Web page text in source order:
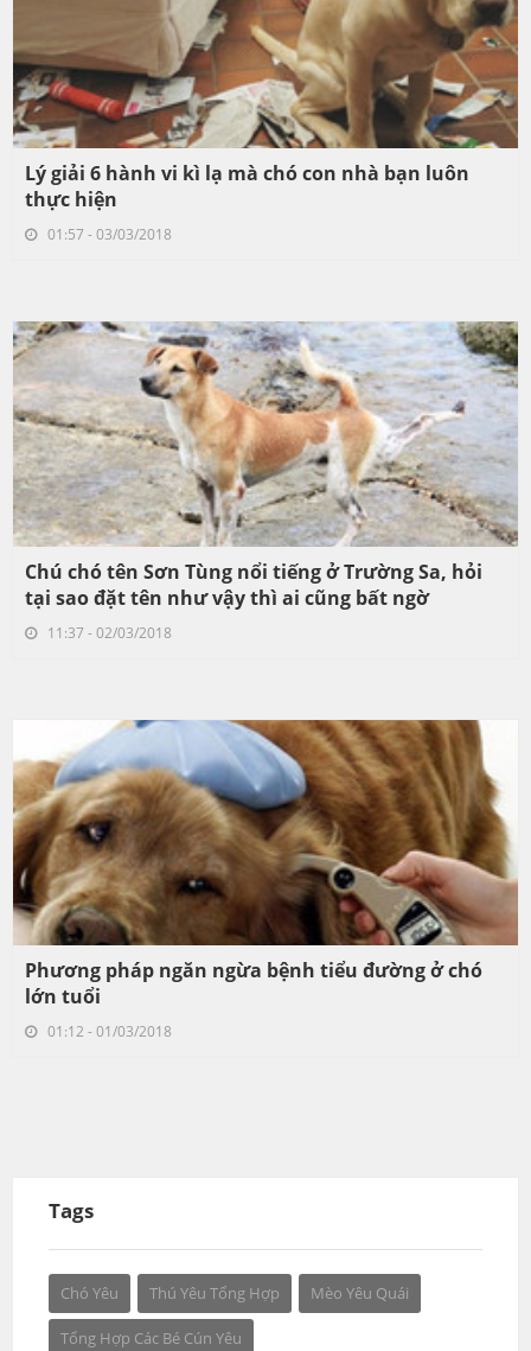
Lý giải 6 hành vi kì lạ mà chó con nhà bạn luôn
thực hiện
01:57 - 03/03/2018
Chú chó tên Sơn Tùng nổi tiếng ở Trường Sa, hỏi
tại sao đặt tên như vậy thì ai cũng bất ngờ
11:37 - 02/03/2018
Phương pháp ngăn ngừa bệnh tiểu đường ở chó
lớn tuổi
01:12 - 01/03/2018
Tags
Chó Yêu Thú Yêu Tổng Hợp Mèo Yêu Quái
Tổng Hợp Các Bé Cún Yêu